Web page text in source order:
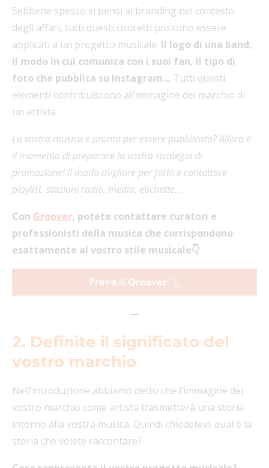
Sebbene spesso si pensi al branding nel contesto
degli affari, tutti questi concetti possono essere
applicati a un progetto musicale. Il logo di una band,
il modo in cui comunica con i suoi fan, il tipo di
foto che pubblica su Instagram… Tutti questi
elementi contribuiscono all’immagine del marchio di
un artista.
La vostra musica è pronta per essere pubblicata? Allora è
il momento di preparare la vostra strategia di
promozione! Il modo migliore per farlo è contattare
playlist, stazioni radio, media, etichette…
Con Groover, potete contattare curatori e
professionisti della musica che corrispondono
esattamente al vostro stile musicale👇
—
2. Definite il significato del
vostro marchio
Nell’introduzione abbiamo detto che l’immagine del
vostro marchio come artista trasmetterà una storia
intorno alla vostra musica. Quindi chiedetevi: qual è la
storia che volete raccontare?